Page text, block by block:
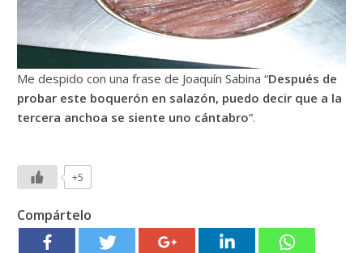
Me despido con una frase de Joaquín Sabina “Después de
probar este boquerón en salazón, puedo decir que a la
tercera anchoa se siente uno cántabro”.
+5
Compártelo